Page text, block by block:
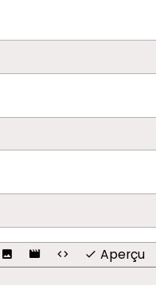
Aperçu